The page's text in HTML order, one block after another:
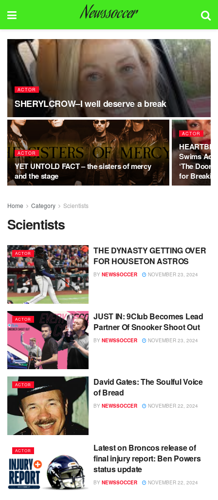
Newssoccer
ACTOR
SHERYLCROW–I well deserve a break
ACTOR
YET UNTOLD FACT – the sisters of mercy
and the stage
ACTOR
Swims
‘The
for
Home Category Scientists
Scientists
ACTOR
THE DYNASTY GETTING OVER
FOR HOUSETON ASTROS
BY NEWSSOCCER NOVEMBER 23, 2024
ACTOR
JUST IN: 9Club Becomes Lead
Partner Of Snooker Shoot Out
BY NEWSSOCCER NOVEMBER 23, 2024
ACTOR
David Gates: The Soulful Voice
of Bread
BY NEWSSOCCER NOVEMBER 22, 2024
ACTOR
Latest on Broncos release of
final injury report: Ben Powers
status update
BY NEWSSOCCER NOVEMBER 22, 2024